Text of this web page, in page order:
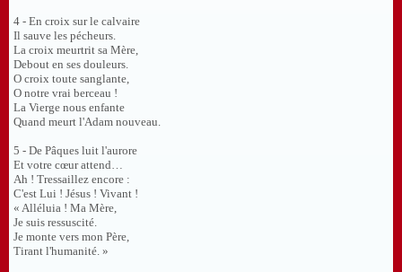
4 - En croix sur le calvaire
Il sauve les pécheurs.
La croix meurtrit sa Mère,
Debout en ses douleurs.
O croix toute sanglante,
O notre vrai berceau !
La Vierge nous enfante
Quand meurt l'Adam nouveau.
5 - De Pâques luit l'aurore
Et votre cœur attend…
Ah ! Tressaillez encore :
C'est Lui ! Jésus ! Vivant !
« Alléluia ! Ma Mère,
Je suis ressuscité.
Je monte vers mon Père,
Tirant l'humanité. »